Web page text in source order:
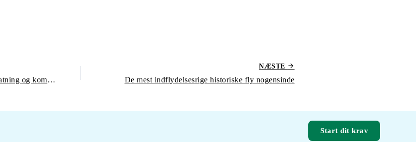
Thomas Cook konkurs – kan du få erstatning og kompensation for aflyst fly?
NÆSTE
De mest indflydelsesrige historiske fly nogensinde
Start dit krav